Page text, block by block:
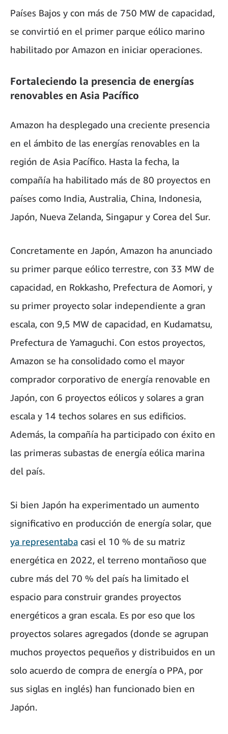
Países Bajos y con más de 750 MW de capacidad,
se convirtió en el primer parque eólico marino
habilitado por Amazon en iniciar operaciones.
Fortaleciendo la presencia de energías
renovables en Asia Pacífico
Amazon ha desplegado una creciente presencia
en el ámbito de las energías renovables en la
región de Asia Pacífico. Hasta la fecha, la
compañía ha habilitado más de 80 proyectos en
países como India, Australia, China, Indonesia,
Japón, Nueva Zelanda, Singapur y Corea del Sur.
Concretamente en Japón, Amazon ha anunciado
su primer parque eólico terrestre, con 33 MW de
capacidad, en Rokkasho, Prefectura de Aomori, y
su primer proyecto solar independiente a gran
escala, con 9,5 MW de capacidad, en Kudamatsu,
Prefectura de Yamaguchi. Con estos proyectos,
Amazon se ha consolidado como el mayor
comprador corporativo de energía renovable en
Japón, con 6 proyectos eólicos y solares a gran
escala y 14 techos solares en sus edificios.
Además, la compañía ha participado con éxito en
las primeras subastas de energía eólica marina
del país.
Si bien Japón ha experimentado un aumento
significativo en producción de energía solar, que
ya representaba casi el 10 % de su matriz
energética en 2022, el terreno montañoso que
cubre más del 70 % del país ha limitado el
espacio para construir grandes proyectos
energéticos a gran escala. Es por eso que los
proyectos solares agregados (donde se agrupan
muchos proyectos pequeños y distribuidos en un
solo acuerdo de compra de energía o PPA, por
sus siglas en inglés) han funcionado bien en
Japón.